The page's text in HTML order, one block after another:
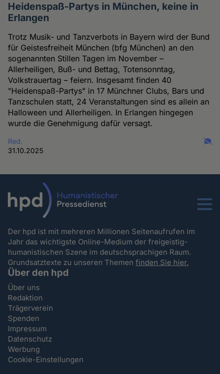
Heidenspaß-Partys in München, keine in
Erlangen
Trotz Musik- und Tanzverbots in Bayern wird der Bund
für Geistesfreiheit München (bfg München) an den
sogenannten Stillen Tagen im November –
Allerheiligen, Buß- und Bettag, Totensonntag,
Volkstrauertag – feiern. Insgesamt finden 40
"Heidenspaß-Partys" in 17 Münchner Clubs, Bars und
Tanzschulen statt, 24 Veranstaltungen sind es allein an
Halloween und Allerheiligen. In Erlangen hingegen
wurde die Genehmigung dafür versagt.
Red.
31.10.2025
Menu
Der hpd ist mit mehreren Millionen Seitenaufrufen im
Jahr das wichtigste Online-Medium der freigeistig-
humanistischen Szene im deutschsprachigen Raum.
Grundsatztexte zu unseren Themenfinden Sie hier.
Über den hpd
Über uns
Redaktion
Trägerverein
Spenden
Impressum
Datenschutz
Werbung
Cookie-Einstellungen